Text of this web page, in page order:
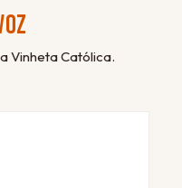
Vinheta Católica.